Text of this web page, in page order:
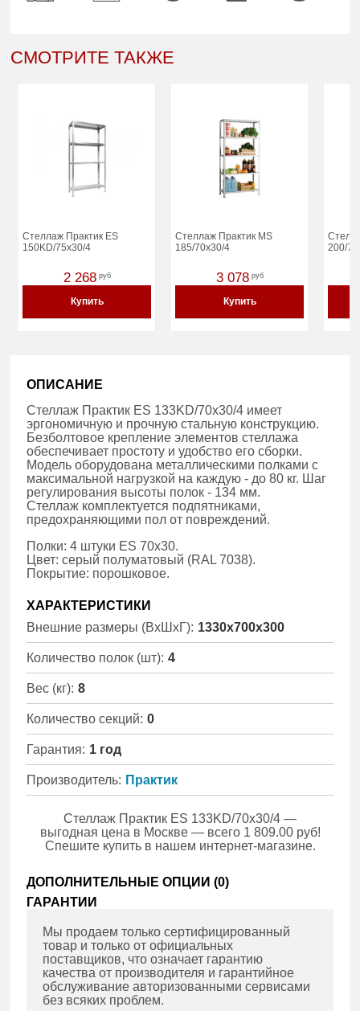
СМОТРИТЕ ТАКЖЕ
Стеллаж Практик ES
150KD/75x30/4
2 268 руб
Купить
Стеллаж Практик MS
185/70x30/4
3 078 руб
Купить
200/
ОПИСАНИЕ
Стеллаж Практик ES 133KD/70x30/4 имеет
эргономичную и прочную стальную конструкцию.
Безболтовое крепление элементов стеллажа
обеспечивает простоту и удобство его сборки.
Модель оборудована металлическими полками с
максимальной нагрузкой на каждую - до 80 кг. Шаг
регулирования высоты полок - 134 мм.
Стеллаж комплектуется подпятниками,
предохраняющими пол от повреждений.
Полки: 4 штуки ES 70x30.
Цвет: серый полуматовый (RAL 7038).
Покрытие: порошковое.
ХАРАКТЕРИСТИКИ
Внешние размеры (ВхШхГ): 1330x700x300
Количество полок (шт): 4
Вес (кг): 8
Количество секций: 0
Гарантия: 1 год
Производитель: Практик
Стеллаж Практик ES 133KD/70x30/4 —
выгодная цена в Москве — всего 1 809.00 руб!
Спешите купить в нашем интернет-магазине.
ДОПОЛНИТЕЛЬНЫЕ ОПЦИИ (0)
ГАРАНТИИ
Мы продаем только сертифицированный
товар и только от официальных
поставщиков, что означает гарантию
качества от производителя и гарантийное
обслуживание авторизованными сервисами
без всяких проблем.